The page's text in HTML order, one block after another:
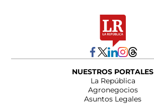
NUESTROS PORTALES
La República
Agronegocios
Asuntos Legales